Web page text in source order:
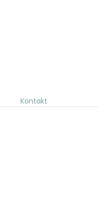
Kontakt